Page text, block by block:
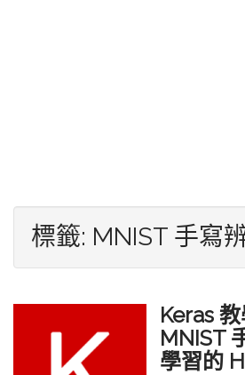
標籤: MNIST 手寫
Keras
MNIST
學習的